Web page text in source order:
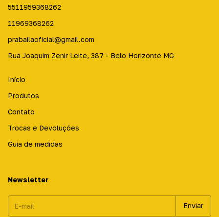
5511959368262
11969368262
prabailaoficial@gmail.com
Rua Joaquim Zenir Leite, 387 - Belo Horizonte MG
Início
Produtos
Contato
Trocas e Devoluções
Guia de medidas
Newsletter